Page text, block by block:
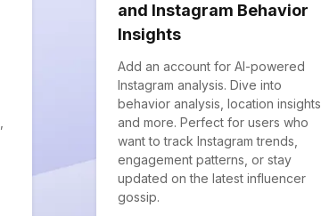
and Instagram Behavior
Insights
Add an account for AI-powered
Instagram analysis. Dive into
behavior analysis, location insights,
and more. Perfect for users who
want to track Instagram trends,
engagement patterns, or stay
updated on the latest influencer
gossip.